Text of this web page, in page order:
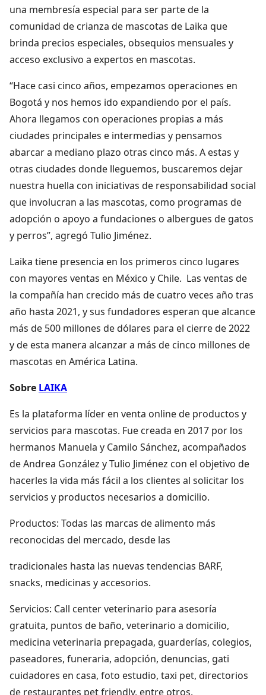
una membresía especial para ser parte de la
comunidad de crianza de mascotas de Laika que
brinda precios especiales, obsequios mensuales y
acceso exclusivo a expertos en mascotas.
“Hace casi cinco años, empezamos operaciones en
Bogotá y nos hemos ido expandiendo por el país.
Ahora llegamos con operaciones propias a más
ciudades principales e intermedias y pensamos
abarcar a mediano plazo otras cinco más. A estas y
otras ciudades donde lleguemos, buscaremos dejar
nuestra huella con iniciativas de responsabilidad social
que involucran a las mascotas, como programas de
adopción o apoyo a fundaciones o albergues de gatos
y perros”, agregó Tulio Jiménez.
Laika tiene presencia en los primeros cinco lugares
con mayores ventas en México y Chile. Las ventas de
la compañía han crecido más de cuatro veces año tras
año hasta 2021, y sus fundadores esperan que alcance
más de 500 millones de dólares para el cierre de 2022
y de esta manera alcanzar a más de cinco millones de
mascotas en América Latina.
Sobre LAIKA
Es la plataforma líder en venta online de productos y
servicios para mascotas. Fue creada en 2017 por los
hermanos Manuela y Camilo Sánchez, acompañados
de Andrea González y Tulio Jiménez con el objetivo de
hacerles la vida más fácil a los clientes al solicitar los
servicios y productos necesarios a domicilio.
Productos: Todas las marcas de alimento más
reconocidas del mercado, desde las
tradicionales hasta las nuevas tendencias BARF,
snacks, medicinas y accesorios.
Servicios: Call center veterinario para asesoría
gratuita, puntos de baño, veterinario a domicilio,
medicina veterinaria prepagada, guarderías, colegios,
paseadores, funeraria, adopción, denuncias, gati
cuidadores en casa, foto estudio, taxi pet, directorios
de restaurantes pet friendly, entre otros.